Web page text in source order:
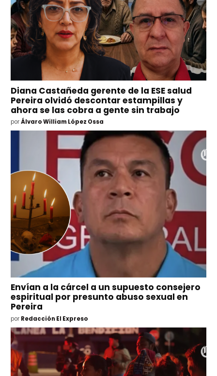
Diana Castañeda gerente de la ESE salud
Pereira olvidó descontar estampillas y
ahora se las cobra a gente sin trabajo
por Álvaro William López Ossa
Envían a la cárcel a un supuesto consejero
espiritual por presunto abuso sexual en
Pereira
por Redacción El Expreso